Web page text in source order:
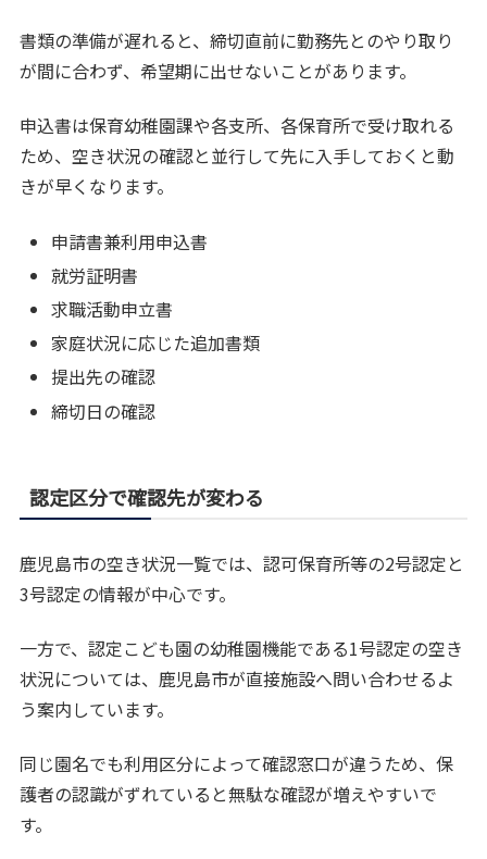
書類の準備が遅れると、締切直前に勤務先とのやり取り
が間に合わず、希望期に出せないことがあります。
申込書は保育幼稚園課や各支所、各保育所で受け取れる
ため、空き状況の確認と並行して先に入手しておくと動
きが早くなります。
申請書兼利用申込書
就労証明書
求職活動申立書
家庭状況に応じた追加書類
提出先の確認
締切日の確認
認定区分で確認先が変わる
鹿児島市の空き状況一覧では、認可保育所等の2号認定と
3号認定の情報が中心です。
一方で、認定こども園の幼稚園機能である1号認定の空き
状況については、鹿児島市が直接施設へ問い合わせるよ
う案内しています。
同じ園名でも利用区分によって確認窓口が違うため、保
護者の認識がずれていると無駄な確認が増えやすいで
す。